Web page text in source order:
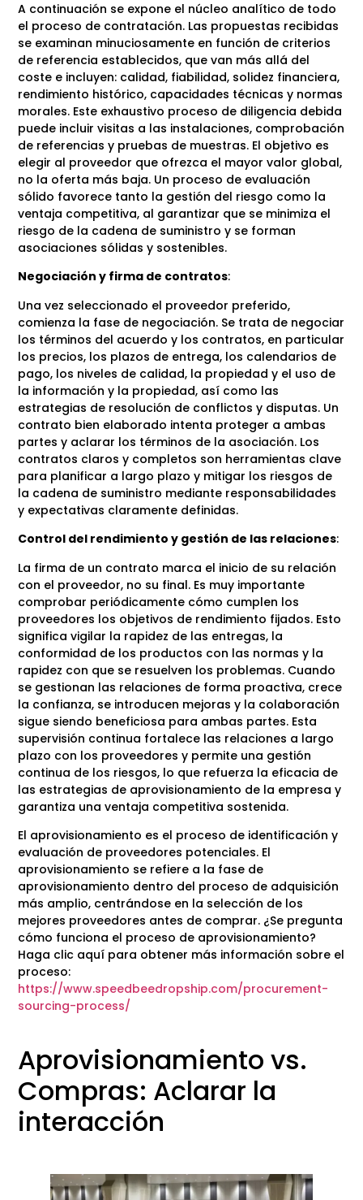
A continuación se expone el núcleo analítico de todo
el proceso de contratación. Las propuestas recibidas
se examinan minuciosamente en función de criterios
de referencia establecidos, que van más allá del
coste e incluyen: calidad, fiabilidad, solidez financiera,
rendimiento histórico, capacidades técnicas y normas
morales. Este exhaustivo proceso de diligencia debida
puede incluir visitas a las instalaciones, comprobación
de referencias y pruebas de muestras. El objetivo es
elegir al proveedor que ofrezca el mayor valor global,
no la oferta más baja. Un proceso de evaluación
sólido favorece tanto la gestión del riesgo como la
ventaja competitiva, al garantizar que se minimiza el
riesgo de la cadena de suministro y se forman
asociaciones sólidas y sostenibles.
Negociación y firma de contratos:
Una vez seleccionado el proveedor preferido,
comienza la fase de negociación. Se trata de negociar
los términos del acuerdo y los contratos, en particular
los precios, los plazos de entrega, los calendarios de
pago, los niveles de calidad, la propiedad y el uso de
la información y la propiedad, así como las
estrategias de resolución de conflictos y disputas. Un
contrato bien elaborado intenta proteger a ambas
partes y aclarar los términos de la asociación. Los
contratos claros y completos son herramientas clave
para planificar a largo plazo y mitigar los riesgos de
la cadena de suministro mediante responsabilidades
y expectativas claramente definidas.
Control del rendimiento y gestión de las relaciones:
La firma de un contrato marca el inicio de su relación
con el proveedor, no su final. Es muy importante
comprobar periódicamente cómo cumplen los
proveedores los objetivos de rendimiento fijados. Esto
significa vigilar la rapidez de las entregas, la
conformidad de los productos con las normas y la
rapidez con que se resuelven los problemas. Cuando
se gestionan las relaciones de forma proactiva, crece
la confianza, se introducen mejoras y la colaboración
sigue siendo beneficiosa para ambas partes. Esta
supervisión continua fortalece las relaciones a largo
plazo con los proveedores y permite una gestión
continua de los riesgos, lo que refuerza la eficacia de
las estrategias de aprovisionamiento de la empresa y
garantiza una ventaja competitiva sostenida.
El aprovisionamiento es el proceso de identificación y
evaluación de proveedores potenciales. El
aprovisionamiento se refiere a la fase de
aprovisionamiento dentro del proceso de adquisición
más amplio, centrándose en la selección de los
mejores proveedores antes de comprar. ¿Se pregunta
cómo funciona el proceso de aprovisionamiento?
Haga clic aquí para obtener más información sobre el
proceso:
https://www.speedbeedropship.com/procurement-
sourcing-process/
Aprovisionamiento vs.
Compras: Aclarar la
interacción